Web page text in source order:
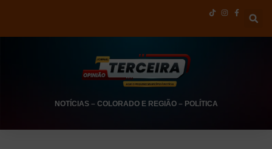
NOTÍCIAS– COLORADO E REGIÃO– POLÍTICA